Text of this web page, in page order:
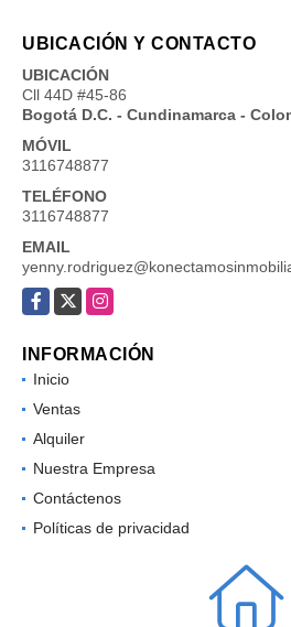
UBICACIÓN Y CONTACTO
UBICACIÓN
Cll 44D #45-86
Bogotá D.C. - Cundinamarca -
MÓVIL
3116748877
TELÉFONO
3116748877
EMAIL
Facebook
X Instagram
INFORMACIÓN
Inicio
Ventas
Alquiler
Nuestra Empresa
Contáctenos
Políticas de privacidad